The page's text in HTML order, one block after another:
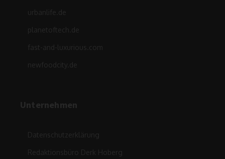
urbanlife.de
planetoftech.de
fast-and-luxurious.com
newfoodcity.de
Unternehmen
Datenschutzerklärung
Redaktionsbüro Derk Hoberg